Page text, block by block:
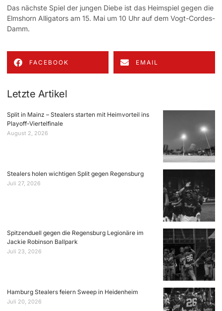
Das nächste Spiel der jungen Diebe ist das Heimspiel gegen die
Elmshorn Alligators am 15. Mai um 10 Uhr auf dem Vogt-Cordes-
Damm.
FACEBOOK EMAIL
Letzte Artikel
Split in Mainz – Stealers starten mit Heimvorteil ins
Playoff-Viertelfinale
August 2, 2026
Stealers holen wichtigen Split gegen Regensburg
Juli 27, 2026
Spitzenduell gegen die Regensburg Legionäre im
Jackie Robinson Ballpark
Juli 23, 2026
Hamburg Stealers feiern Sweep in Heidenheim
Juli 20, 2026